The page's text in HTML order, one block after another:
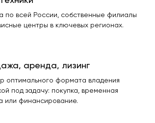
по всей России, собственные филиалы
центры в ключевых регионах.
аренда, лизинг
оптимального формата владения
под задачу: покупка, временная
или финансирование.